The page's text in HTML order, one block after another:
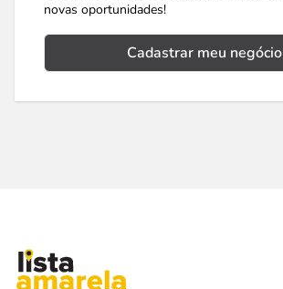
novas oportunidades!
Cadastrar meu negócio